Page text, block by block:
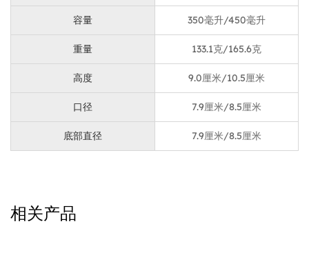
寿命。无论您是在篝火旁喝热咖啡还是在山顶享用清凉饮
料，请放心，这款杯子每次都会提供优秀的性能。
我们了解为客户提供价值的重要性，这就是为什么我们带
登山扣手柄的不锈钢野营杯的价格具有竞争力。尽管其具
有高品质的功能和优质的结构，但我们相信每个人都应该
能够在不花太多钱的情况下获得很棒的户外装备。使用我
多种容量可供选择：
容量 350毫升/450毫升
重量 133.1克/165.6克
高度 9.0厘米/10.5厘米
口径 7.9厘米/8.5厘米
底部直径 7.9厘米/8.5厘米
相关产品